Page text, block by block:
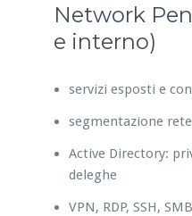
Network
e interno)
servizi esposti e
segmentazione
Active Directory:
deleghe
VPN, RDP, SSH,